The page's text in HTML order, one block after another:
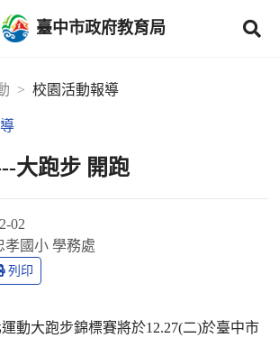
臺中市政府教育局
校園活動報導
大跑步 開跑
02
孝國小 學務處
列印
動大跑步錦標賽將於12.27(二)於臺中市